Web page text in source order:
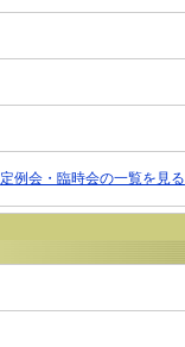
定例会・臨時会の一覧を見る